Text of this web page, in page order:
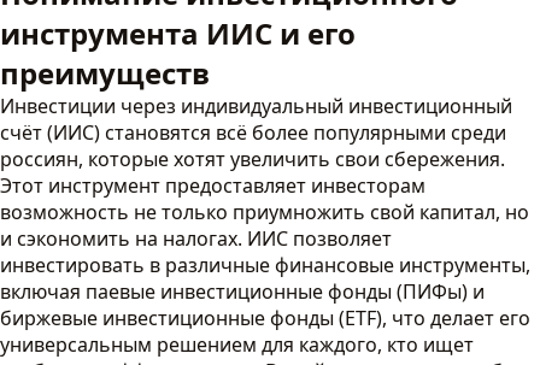
инструмента ИИС и его
преимуществ
Инвестиции через индивидуальный инвестиционный
счёт (ИИС) становятся всё более популярными среди
россиян, которые хотят увеличить свои сбережения.
Этот инструмент предоставляет инвесторам
возможность не только приумножить свой капитал, но
и сэкономить на налогах. ИИС позволяет
инвестировать в различные финансовые инструменты,
включая паевые инвестиционные фонды (ПИФы) и
биржевые инвестиционные фонды (ETF), что делает его
универсальным решением для каждого, кто ищет